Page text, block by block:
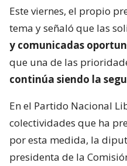
Este viernes, el propio
tema y señaló que las
y comunicadas
que una de las
continúa siendo la
En el Partido Nacional
colectividades que ha
por esta medida, la
presidenta de la